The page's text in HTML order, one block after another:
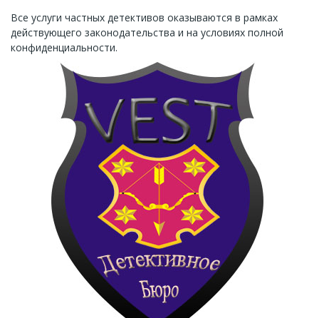
Все услуги частных детективов оказываются в рамках
действующего законодательства и на условиях полной
конфиденциальности.